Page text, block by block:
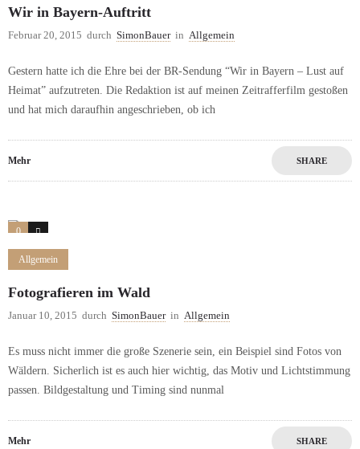
Wir in Bayern-Auftritt
Februar 20, 2015 durch SimonBauer in Allgemein
Gestern hatte ich die Ehre bei der BR-Sendung “Wir in Bayern – Lust auf
Heimat” aufzutreten. Die Redaktion ist auf meinen Zeitrafferfilm gestoßen
und hat mich daraufhin angeschrieben, ob ich
Mehr SHARE
0 0
Allgemein
Fotografieren im Wald
Januar 10, 2015 durch SimonBauer in Allgemein
Es muss nicht immer die große Szenerie sein, ein Beispiel sind Fotos von
Wäldern. Sicherlich ist es auch hier wichtig, das Motiv und Lichtstimmung
passen. Bildgestaltung und Timing sind nunmal
Mehr SHARE